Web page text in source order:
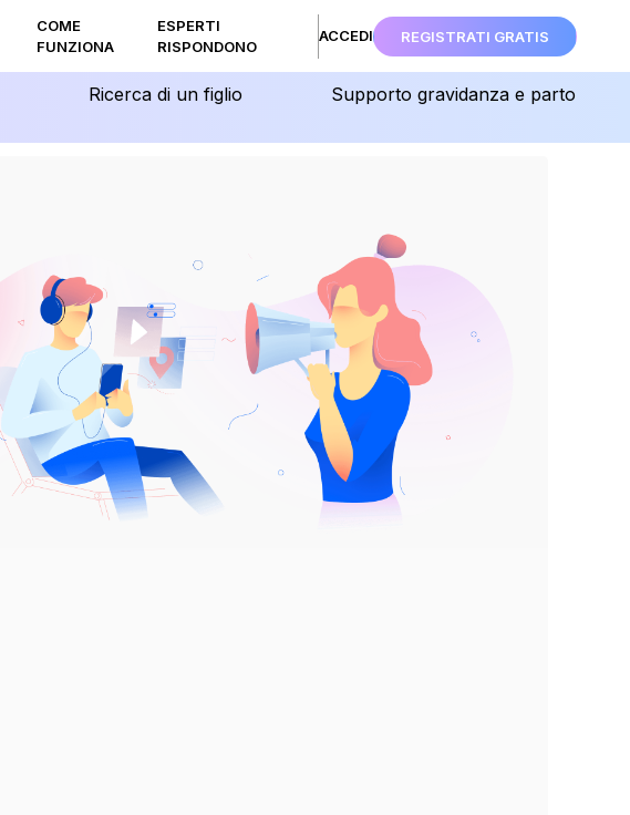
COME
FUNZIONA
ESPERTI
RISPONDONO
ACCEDI REGISTRATI GRATIS
Ricerca di un figlio
Supporto gravidanza e parto